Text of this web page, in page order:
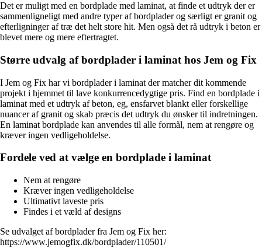
Det er muligt med en bordplade med laminat, at finde et udtryk der er
sammenligneligt med andre typer af bordplader og særligt er granit og
efterligninger af træ det helt store hit. Men også det rå udtryk i beton er
blevet mere og mere eftertragtet.
Større udvalg af bordplader i laminat hos Jem og Fix
I Jem og Fix har vi bordplader i laminat der matcher dit kommende
projekt i hjemmet til lave konkurrencedygtige pris. Find en bordplade i
laminat med et udtryk af beton, eg, ensfarvet blankt eller forskellige
nuancer af granit og skab præcis det udtryk du ønsker til indretningen.
En laminat bordplade kan anvendes til alle formål, nem at rengøre og
kræver ingen vedligeholdelse.
Fordele ved at vælge en bordplade i laminat
Nem at rengøre
Kræver ingen vedligeholdelse
Ultimativt laveste pris
Findes i et væld af designs
Se udvalget af bordplader fra Jem og Fix her:
https://www.jemogfix.dk/bordplader/110501/